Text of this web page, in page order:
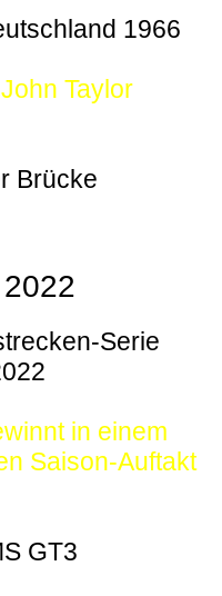
1966
Taylor
Brücke
Serie
in einem
Saison-Auftakt
GT3